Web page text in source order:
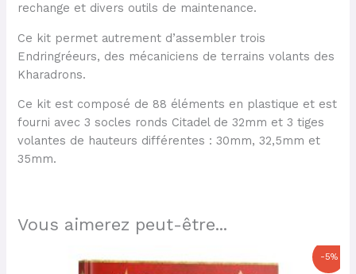
rechange et divers outils de maintenance.
Ce kit permet autrement d’assembler trois
Endringréeurs, des mécaniciens de terrains volants des
Kharadrons.
Ce kit est composé de 88 éléments en plastique et est
fourni avec 3 socles ronds Citadel de 32mm et 3 tiges
volantes de hauteurs différentes : 30mm, 32,5mm et
35mm.
Vous aimerez peut-être...
-5%
prix
prix